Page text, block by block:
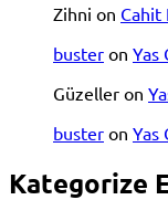
Zihni on Cahit
buster on Yas
Güzeller on
buster on Yas
Kategorize